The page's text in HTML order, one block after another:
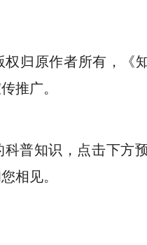
权归原作者所有，《
推广。
普知识，点击下方
相见。